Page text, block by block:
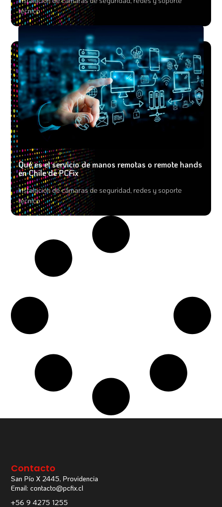
técnico
Qué es el servicio de manos remotas o remote hands
en Chile de PCFix
Instalación de cámaras de seguridad, redes y soporte
técnico
Contacto
San Pío X 2445, Providencia
Email: contacto@pcfix.cl
+56 9 4275 1255